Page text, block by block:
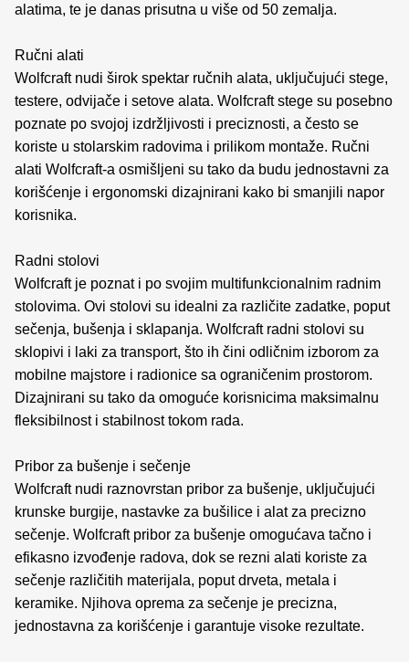
alatima, te je danas prisutna u više od 50 zemalja.
Ručni alati
Wolfcraft nudi širok spektar ručnih alata, uključujući stege,
testere, odvijače i setove alata. Wolfcraft stege su posebno
poznate po svojoj izdržljivosti i preciznosti, a često se
koriste u stolarskim radovima i prilikom montaže. Ručni
alati Wolfcraft-a osmišljeni su tako da budu jednostavni za
korišćenje i ergonomski dizajnirani kako bi smanjili napor
korisnika.
Radni stolovi
Wolfcraft je poznat i po svojim multifunkcionalnim radnim
stolovima. Ovi stolovi su idealni za različite zadatke, poput
sečenja, bušenja i sklapanja. Wolfcraft radni stolovi su
sklopivi i laki za transport, što ih čini odličnim izborom za
mobilne majstore i radionice sa ograničenim prostorom.
Dizajnirani su tako da omoguće korisnicima maksimalnu
fleksibilnost i stabilnost tokom rada.
Pribor za bušenje i sečenje
Wolfcraft nudi raznovrstan pribor za bušenje, uključujući
krunske burgije, nastavke za bušilice i alat za precizno
sečenje. Wolfcraft pribor za bušenje omogućava tačno i
efikasno izvođenje radova, dok se rezni alati koriste za
sečenje različitih materijala, poput drveta, metala i
keramike. Njihova oprema za sečenje je precizna,
jednostavna za korišćenje i garantuje visoke rezultate.